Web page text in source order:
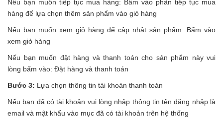
Nếu bạn muốn tiếp tục mua hàng: Bấm vào phần tiếp tục mua
hàng để lựa chọn thêm sản phẩm vào giỏ hàng
Nếu bạn muốn xem giỏ hàng để cập nhật sản phẩm: Bấm vào
xem giỏ hàng
Nếu bạn muốn đặt hàng và thanh toán cho sản phẩm này vui
lòng bấm vào: Đặt hàng và thanh toán
Bước 3: Lựa chọn thông tin tài khoản thanh toán
Nếu bạn đã có tài khoản vui lòng nhập thông tin tên đăng nhập là
email và mật khẩu vào mục đã có tài khoản trên hệ thống